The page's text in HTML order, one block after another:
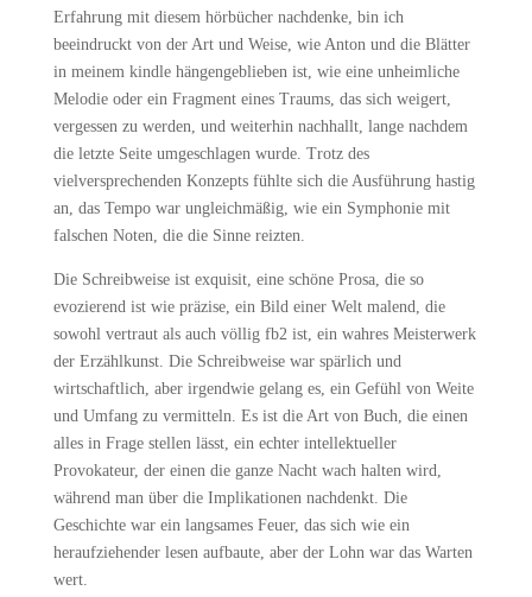
Erfahrung mit diesem hörbücher nachdenke, bin ich
beeindruckt von der Art und Weise, wie Anton und die Blätter
in meinem kindle hängengeblieben ist, wie eine unheimliche
Melodie oder ein Fragment eines Traums, das sich weigert,
vergessen zu werden, und weiterhin nachhallt, lange nachdem
die letzte Seite umgeschlagen wurde. Trotz des
vielversprechenden Konzepts fühlte sich die Ausführung hastig
an, das Tempo war ungleichmäßig, wie ein Symphonie mit
falschen Noten, die die Sinne reizten.
Die Schreibweise ist exquisit, eine schöne Prosa, die so
evozierend ist wie präzise, ein Bild einer Welt malend, die
sowohl vertraut als auch völlig fb2 ist, ein wahres Meisterwerk
der Erzählkunst. Die Schreibweise war spärlich und
wirtschaftlich, aber irgendwie gelang es, ein Gefühl von Weite
und Umfang zu vermitteln. Es ist die Art von Buch, die einen
alles in Frage stellen lässt, ein echter intellektueller
Provokateur, der einen die ganze Nacht wach halten wird,
während man über die Implikationen nachdenkt. Die
Geschichte war ein langsames Feuer, das sich wie ein
heraufziehender lesen aufbaute, aber der Lohn war das Warten
wert.